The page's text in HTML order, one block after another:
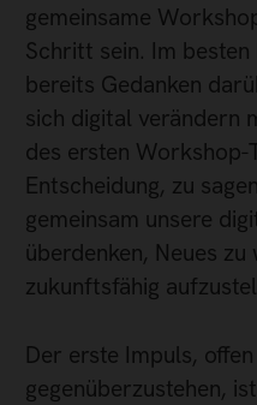
gemeinsame
Schritt sein. Im besten
bereits Gedanken
sich digital verändern
des ersten Workshop-
Entscheidung, zu
gemeinsam unsere
überdenken, Neues
zukunftsfähig
Der erste Impuls,
gegenüberzustehen,